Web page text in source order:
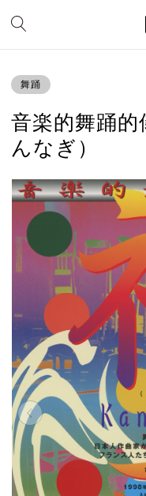
舞踊
音楽的舞踊
んなぎ）